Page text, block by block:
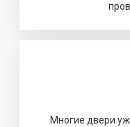
Многие двери